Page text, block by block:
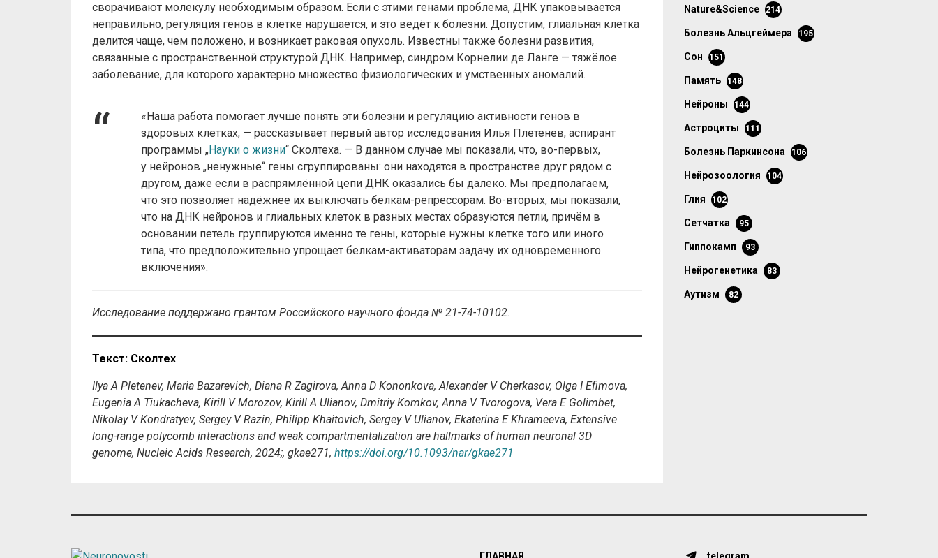
сворачивают молекулу необходимым образом. Если с этими генами проблема, ДНК упаковывается
неправильно, регуляция генов в клетке нарушается, и это ведёт к болезни. Допустим, глиальная клетка
делится чаще, чем положено, и возникает раковая опухоль. Известны также болезни развития,
связанные с пространственной структурой ДНК. Например, синдром Корнелии де Ланге — тяжёлое
заболевание, для которого характерно множество физиологических и умственных аномалий.
«Наша работа помогает лучше понять эти болезни и регуляцию активности генов в
здоровых клетках, — рассказывает первый автор исследования Илья Плетенев, аспирант
программы „Науки о жизни“ Сколтеха. — В данном случае мы показали, что, во-первых,
у нейронов „ненужные“ гены сгруппированы: они находятся в пространстве друг рядом с
другом, даже если в распрямлённой цепи ДНК оказались бы далеко. Мы предполагаем,
что это позволяет надёжнее их выключать белкам-репрессорам. Во-вторых, мы показали,
что на ДНК нейронов и глиальных клеток в разных местах образуются петли, причём в
основании петель группируются именно те гены, которые нужны клетке того или иного
типа, что предположительно упрощает белкам-активаторам задачу их одновременного
включения».
Исследование поддержано грантом Российского научного фонда № 21-74-10102.
Текст: Сколтех
Ilya A Pletenev, Maria Bazarevich, Diana R Zagirova, Anna D Kononkova, Alexander V Cherkasov, Olga I Efimova,
Eugenia A Tiukacheva, Kirill V Morozov, Kirill A Ulianov, Dmitriy Komkov, Anna V Tvorogova, Vera E Golimbet,
Nikolay V Kondratyev, Sergey V Razin, Philipp Khaitovich, Sergey V Ulianov, Ekaterina E Khrameeva, Extensive
long-range polycomb interactions and weak compartmentalization are hallmarks of human neuronal 3D
genome, Nucleic Acids Research, 2024;, gkae271, https://doi.org/10.1093/nar/gkae271
Nature&Science 214
болезнь Альцгеймера 195
сон 151
память 148
нейроны 144
астроциты 111
болезнь Паркинсона 106
нейрозоология 104
глия 102
сетчатка 95
гиппокамп 93
нейрогенетика 83
аутизм 82